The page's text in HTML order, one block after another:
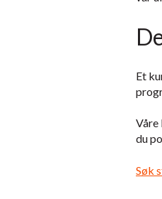
Et
Våre
du
Søk